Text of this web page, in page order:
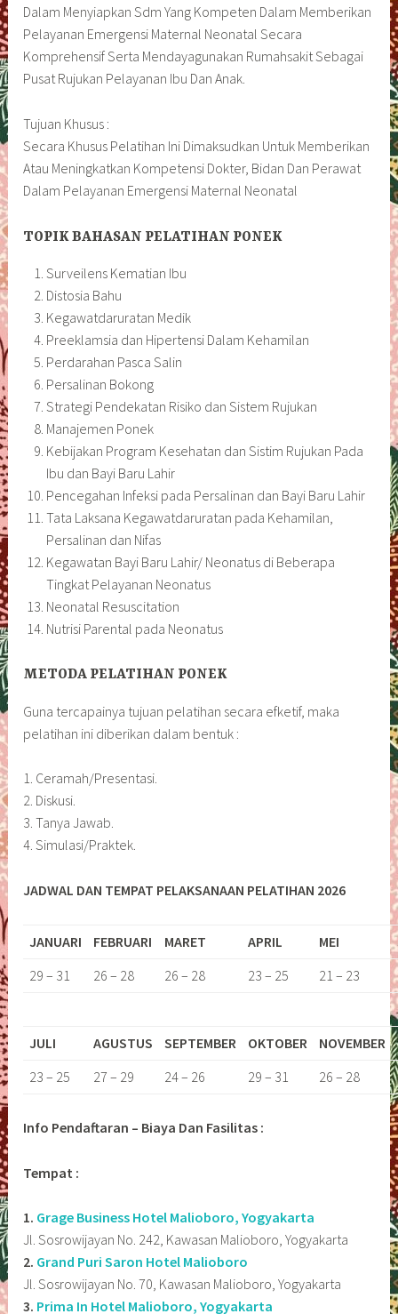
Dalam Menyiapkan Sdm Yang Kompeten Dalam Memberikan
Pelayanan Emergensi Maternal Neonatal Secara
Komprehensif Serta Mendayagunakan Rumahsakit Sebagai
Pusat Rujukan Pelayanan Ibu Dan Anak.
Tujuan Khusus :
Secara Khusus Pelatihan Ini Dimaksudkan Untuk Memberikan
Atau Meningkatkan Kompetensi Dokter, Bidan Dan Perawat
Dalam Pelayanan Emergensi Maternal Neonatal
TOPIK BAHASAN PELATIHAN PONEK
Surveilens Kematian Ibu
Distosia Bahu
Kegawatdaruratan Medik
Preeklamsia dan Hipertensi Dalam Kehamilan
Perdarahan Pasca Salin
Persalinan Bokong
Strategi Pendekatan Risiko dan Sistem Rujukan
Manajemen Ponek
Kebijakan Program Kesehatan dan Sistim Rujukan Pada
Ibu dan Bayi Baru Lahir
Pencegahan Infeksi pada Persalinan dan Bayi Baru Lahir
Tata Laksana Kegawatdaruratan pada Kehamilan,
Persalinan dan Nifas
Kegawatan Bayi Baru Lahir/ Neonatus di Beberapa
Tingkat Pelayanan Neonatus
Neonatal Resuscitation
Nutrisi Parental pada Neonatus
METODA PELATIHAN PONEK
Guna tercapainya tujuan pelatihan secara efketif, maka
pelatihan ini diberikan dalam bentuk :
1. Ceramah/Presentasi.
2. Diskusi.
3. Tanya Jawab.
4. Simulasi/Praktek.
JADWAL DAN TEMPAT PELAKSANAAN PELATIHAN 2026
JANUARI FEBRUARI MARET APRIL MEI
29 – 31
26 – 28 26 – 28 23 – 25 21 – 23
JULI AGUSTUS SEPTEMBER OKTOBER NOVEMBER
23 – 25
27 – 29 24 – 26 29 – 31 26 – 28
Info Pendaftaran – Biaya Dan Fasilitas :
Tempat :
1. Grage Business Hotel Malioboro, Yogyakarta
Jl. Sosrowijayan No. 242, Kawasan Malioboro, Yogyakarta
2. Grand Puri Saron Hotel Malioboro
Jl. Sosrowijayan No. 70, Kawasan Malioboro, Yogyakarta
3. Prima In Hotel Malioboro, Yogyakarta